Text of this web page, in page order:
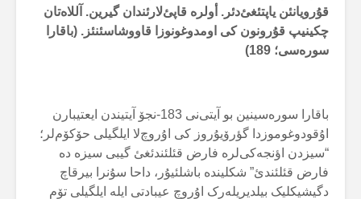
قۇرویانئن یاپتئغئ‌دئر. أولرە قاپئ‌لارئندان گیرین. آللاەتان
چکینیپ قۇرونون کی اومدوغونوزا قاووشاسئنئز. (باقارا
سورەسی؛ 189
)
باقارا سورەسینین بو آیتی‌نی 183-نجۆ آیتیندن ایعتیبارن
اۇقودوغوموزدا گؤرۆیۇروز کی اۇروچ‌لا ایلگیلی حۆکۆم‌لر؛
“سیزدن اؤنجەکی‌لرە فارض قئلئندئغئ گیبی سیزە دە
فارض قئلئندئ” شکلیندە باشلئیۇر، داحا سۇنرا بیرقاچ
دگیشیکلیک بیلدیریلەرک اۇروچ عیبادتی ایلە ایلگیلی تۆم